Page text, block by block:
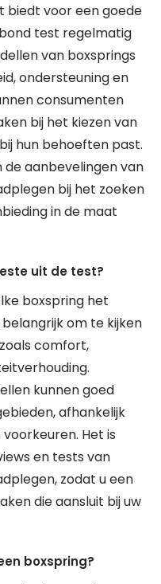
voor een goede
test regelmatig
van boxsprings
ondersteuning en
consumenten
bij het kiezen van
hun behoeften past.
aanbevelingen van
bij het zoeken
in de maat
uit de test?
boxspring het
om te kijken
comfort,
kunnen goed
afhankelijk
Het is
en tests van
zodat u een
die aansluit bij uw
boxspring?